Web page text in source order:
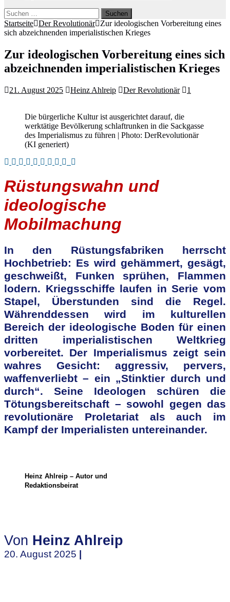
Suchen
nach:
Startseite Der Revolutionär
Zur ideologischen Vorbereitung eines
sich abzeichnenden imperialistischen Krieges
Zur ideologischen Vorbereitung eines sich
abzeichnenden imperialistischen Krieges
21. August 2025 Heinz Ahlreip Der Revolutionär 1
Die bürgerliche Kultur ist ausgerichtet darauf, die
werktätige Bevölkerung schlaftrunken in die Sackgasse
des Imperialismus zu führen | Photo: DerRevolutionär
(KI generiert)
Rüstungswahn und
ideologische
Mobilmachung
In den Rüstungsfabriken herrscht
Hochbetrieb: Es wird gehämmert, gesägt,
geschweißt, Funken sprühen, Flammen
lodern. Kriegsschiffe laufen in Serie vom
Stapel, Überstunden sind die Regel.
Währenddessen wird im kulturellen
Bereich der ideologische Boden für einen
dritten imperialistischen Weltkrieg
vorbereitet. Der Imperialismus zeigt sein
wahres Gesicht: aggressiv, pervers,
waffenverliebt – ein „Stinktier durch und
durch“. Seine Ideologen schüren die
Tötungsbereitschaft – sowohl gegen das
revolutionäre Proletariat als auch im
Kampf der Imperialisten untereinander.
Heinz Ahlreip – Autor und
Redaktionsbeirat
Von Heinz Ahlreip
20. August 2025 |